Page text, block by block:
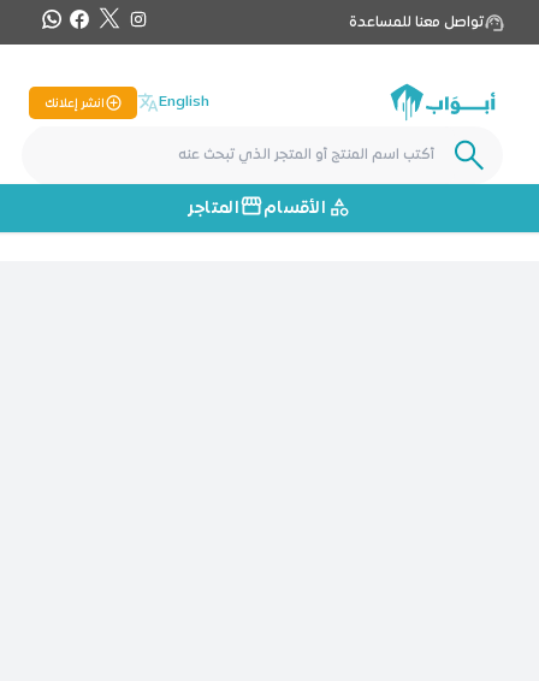
تواصل معنا للمساعدة
English انشر إعلانك
الأقسام المتاجر